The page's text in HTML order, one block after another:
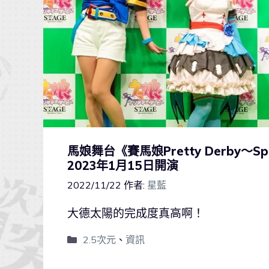
馬娘舞台《賽馬娘Pretty Derby～
2023年1月15日開演
2022/11/22 作者: 星藍
大德太陽的完成度真高啊！
2.5次元、 資訊